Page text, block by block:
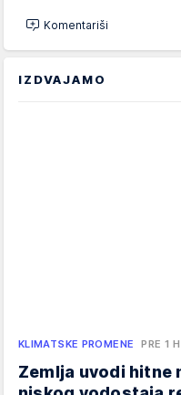
Komentariši
IZDVAJAMO
KLIMATSKE PROMENE PRE 1 H
Zemlja uvodi